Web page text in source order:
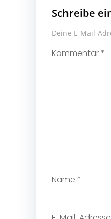
Schreibe
Deine E-Mail-
Kommentar*
Name *